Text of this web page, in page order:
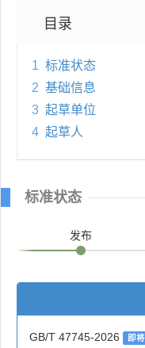
目录
1 标准状态
2 基础信息
3 起草单位
4 起草人
标准状态
发布
GB/T 47745-2026 即